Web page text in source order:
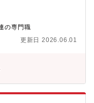
に量産開始、2030年
市場へ展開予定。
ため、様々な取り組み
定年63歳 ※再雇用有
の専門職
更新日 2026.06.01